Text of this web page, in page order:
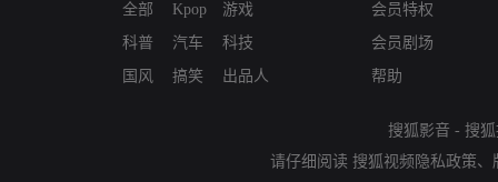
全部
科普
国风
Kpop
汽车
搞笑
游戏
科技
出品人
会员特权
会员剧场
帮助
搜狐影音 - 搜
请仔细阅读 搜狐视频隐私政策、